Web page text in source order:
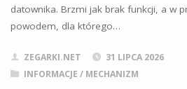
TECHNICZNE,
datownika. Brzmi jak brak funkcji, a w
powodem, dla którego…
ZEGARKI.NET
31 LIPCA 2026
INFORMACJE / MECHANIZM